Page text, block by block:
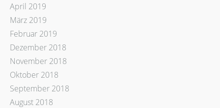
April 2019
März 2019
Februar 2019
Dezember 2018
November 2018
Oktober 2018
September 2018
August 2018